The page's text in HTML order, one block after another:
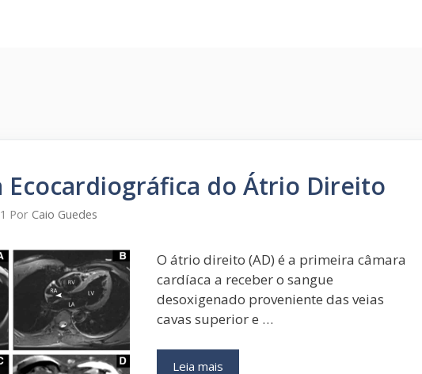
Ecocardiográfica do Átrio Direito
Por Caio Guedes
O átrio direito (AD) é a primeira câmara
cardíaca a receber o sangue
desoxigenado proveniente das veias
cavas superior e …
Leia mais